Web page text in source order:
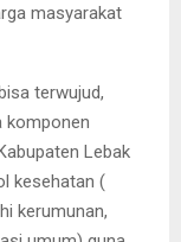
masyarakat
terwujud,
komponen
Lebak
kesehatan (
kerumunan,